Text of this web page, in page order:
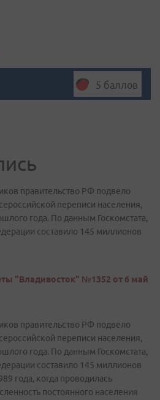
5 баллов
правительство РФ подвело
переписи населения,
года. По данным Госкомстата,
составило 145 миллионов
"Владивосток" №1352 от 6 май
правительство РФ подвело
переписи населения,
года. По данным Госкомстата,
составило 145 миллионов
года, когда проводилась
постоянного населения